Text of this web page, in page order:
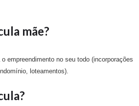
mãe?
empreendimento no seu todo (incorporações
loteamentos).